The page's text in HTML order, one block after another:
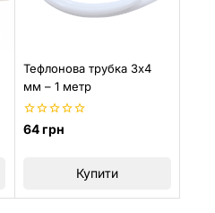
Тефлонова трубка 3х4
мм – 1 метр
0
64грн
Купити